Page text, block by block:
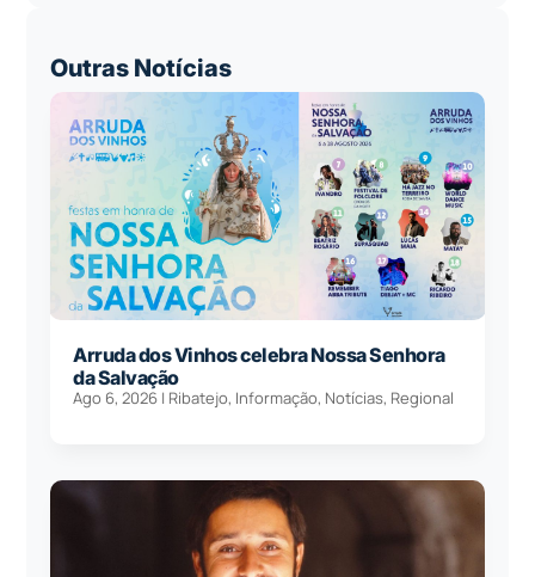
Outras Notícias
Arruda dos Vinhos celebra Nossa Senhora
da Salvação
Ago 6, 2026 | Ribatejo, Informação, Notícias, Regional